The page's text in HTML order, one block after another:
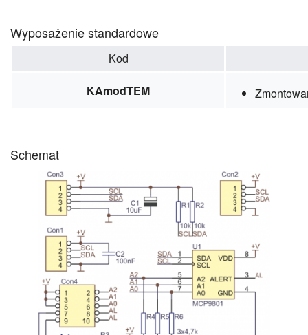
Wyposażenie standardowe
Kod
KAmodTEM
Schemat